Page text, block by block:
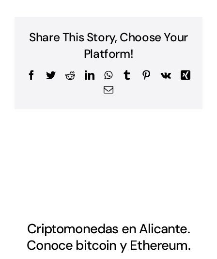
Share This Story, Choose Your
Platform!
Facebook
TwitterRedditLinkedInWhatsApp
TumblrPinterest
Vk
Xing
Correo
Criptomonedas en Alicante.
Conoce bitcoin y Ethereum.